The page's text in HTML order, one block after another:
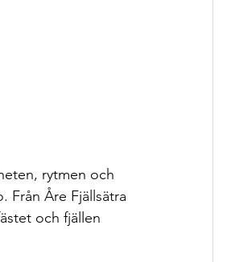
rytmen och
Från Åre Fjällsätra
och fjällen